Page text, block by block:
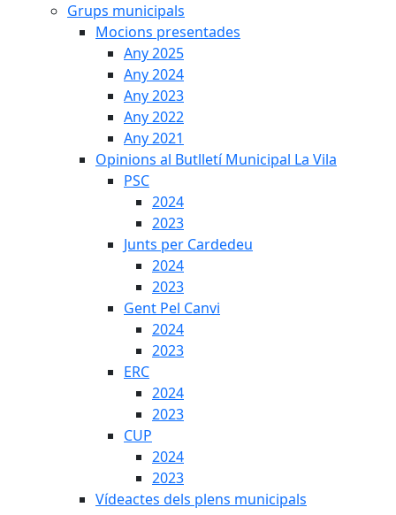
Grups municipals
Mocions presentades
Any 2025
Any 2024
Any 2023
Any 2022
Any 2021
Opinions al Butlletí Municipal La Vila
PSC
2024
2023
Junts per Cardedeu
2024
2023
Gent Pel Canvi
2024
2023
ERC
2024
2023
CUP
2024
2023
Vídeactes dels plens municipals